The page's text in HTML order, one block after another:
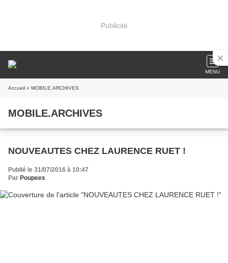
Publicité
MENU
Accueil » MOBILE.ARCHIVES
MOBILE.ARCHIVES
NOUVEAUTES CHEZ LAURENCE RUET !
Publié le 31/07/2016 à 10:47
Par Poupees